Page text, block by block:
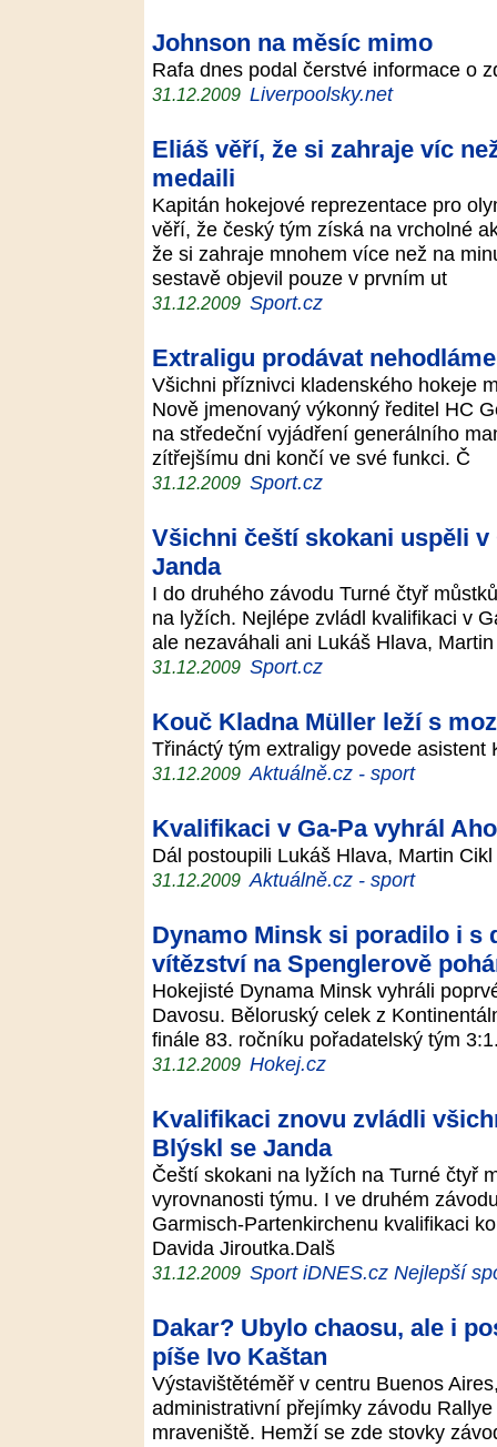
Johnson na měsíc mimo
Rafa dnes podal čerstvé informace o
31.12.2009 Liverpoolsky.net
Eliáš věří, že si zahraje víc
medaili
Kapitán hokejové reprezentace pro
věří, že český tým získá na vrcholné
že si zahraje mnohem více než na
sestavě objevil pouze v prvním ut
31.12.2009 Sport.cz
Extraligu prodávat
Všichni příznivci kladenského hokeje
Nově jmenovaný výkonný ředitel HC
na středeční vyjádření generálního
zítřejšímu dni končí ve své funkci. Č
31.12.2009 Sport.cz
Všichni čeští skokani uspěli
Janda
I do druhého závodu Turné čtyř
na lyžích. Nejlépe zvládl kvalifikaci v
ale nezaváhali ani Lukáš Hlava,
31.12.2009 Sport.cz
Kouč Kladna Müller leží s
Třináctý tým extraligy povede
31.12.2009 Aktuálně.cz - sport
Kvalifikaci v Ga-Pa vyhrál
Dál postoupili Lukáš Hlava, Martin
31.12.2009 Aktuálně.cz - sport
Dynamo Minsk si poradilo i s
vítězství na Spenglerově
Hokejisté Dynama Minsk vyhráli
Davosu. Běloruský celek z
finále 83. ročníku pořadatelský tým
31.12.2009 Hokej.cz
Kvalifikaci znovu zvládli
Blýskl se Janda
Čeští skokani na lyžích na Turné čtyř
vyrovnanosti týmu. I ve druhém
Garmisch-Partenkirchenu kvalifikaci
Davida Jiroutka.Dalš
31.12.2009 Sport iDNES.cz Nejlepší
Dakar? Ubylo chaosu, ale i
píše Ivo Kaštan
Výstavištětéměř v centru Buenos
administrativní přejímky závodu
mraveniště. Hemží se zde stovky